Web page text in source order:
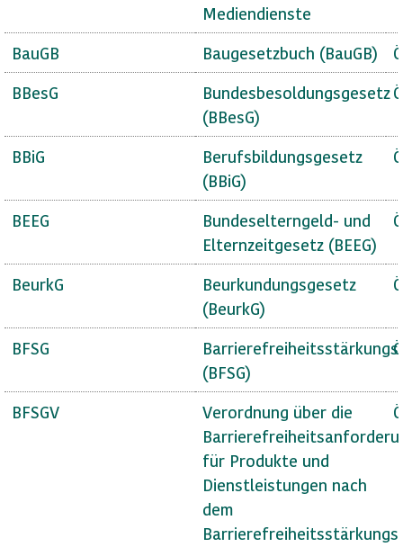
Mediendienste
BauGB Baugesetzbuch (BauGB)
BBesG
Bundesbesoldungsgesetz
(BBesG)
BBiG
Berufsbildungsgesetz
(BBiG)
BEEG
Bundeselterngeld- und
Elternzeitgesetz (BEEG)
BeurkG
Beurkundungsgesetz
(BeurkG)
BFSG
(BFSG)
BFSGV
Verordnung über die
für Produkte und
Dienstleistungen nach
dem